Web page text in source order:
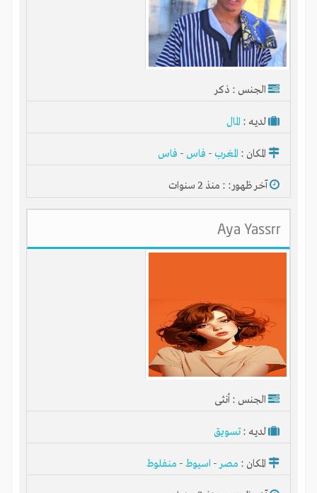
الجنس : ذكر
لديـه : المال
المكان : المغرب - فاس - فاس
آخر ظهور: : منذ 2 سنوات
Aya Yassrr
الجنس : أنثى
لديـه :تسويق
المكان : مصر- اسيوط- منفلوط